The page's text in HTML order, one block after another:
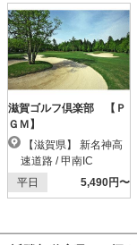
滋賀ゴルフ倶楽部 【Ｐ
ＧＭ】
速道路 / 甲南IC
平日
5,490円〜